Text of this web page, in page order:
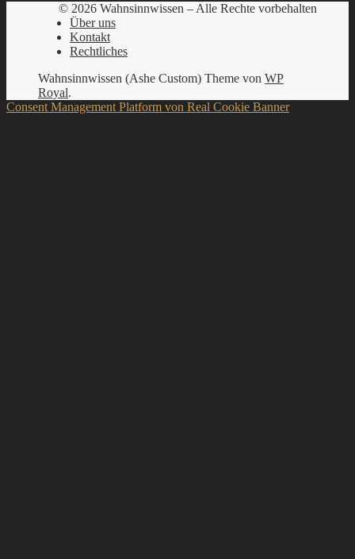
© 2026 Wahnsinnwissen – Alle Rechte vorbehalten
Über uns
Kontakt
Rechtliches
Wahnsinnwissen (Ashe Custom) Theme von WP
Royal.
Consent Management Platform von Real Cookie Banner